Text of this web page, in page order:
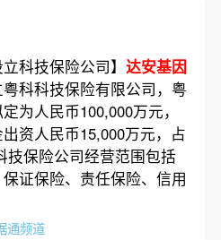
科技保险公司】 达安基因
科科技保险有限公司，粤
为人民币100,000万元，
资人民币15,000万元，占
技保险公司经营范围包括
证保险、责任保险、信用
通频道